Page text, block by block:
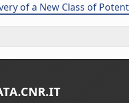
of a New Class of